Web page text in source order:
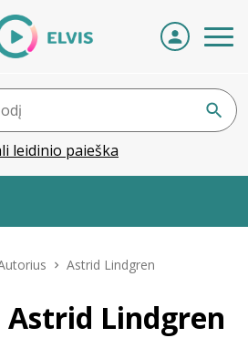
leidinio paieška
Astrid Lindgren
Lindgren